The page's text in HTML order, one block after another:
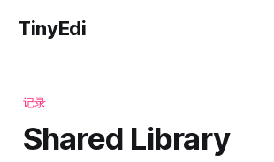
TinyEdi
记录
Shared Library